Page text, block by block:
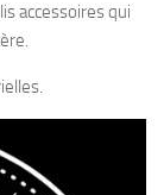
accessoires qui